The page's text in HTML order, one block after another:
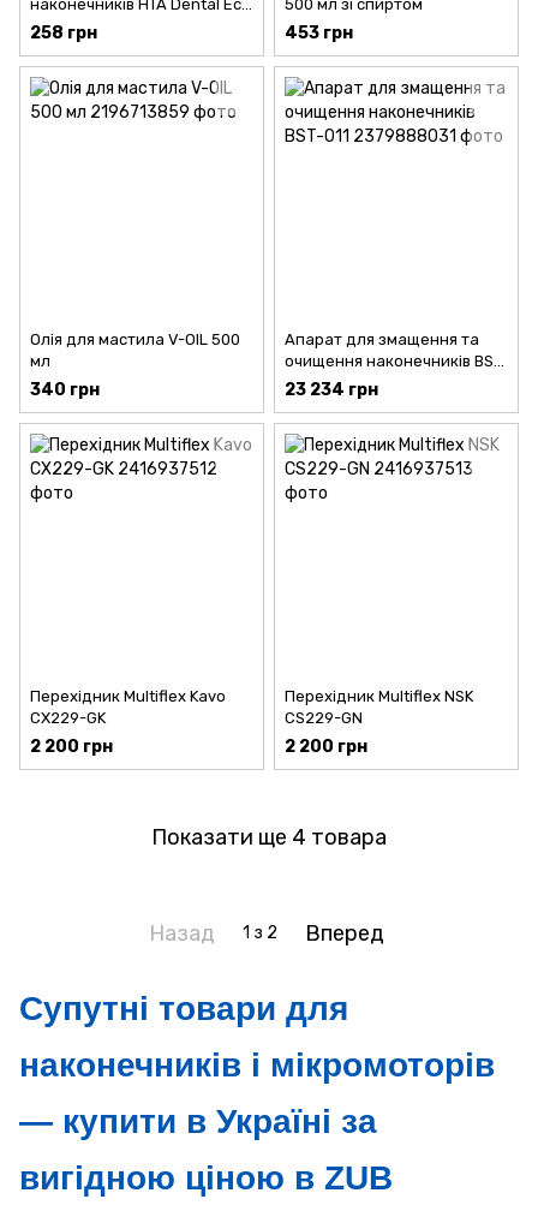
наконечників HTA Dental Eco
Cleaner 300 мл
258 грн
500 мл зі спиртом
453 грн
Олія для мастила V-OIL 500
мл
340 грн
Апарат для змащення та
очищення наконечників BST-
011
23 234 грн
Перехідник Multiflex Kavo
CX229-GK
2 200 грн
Перехідник Multiflex NSK
CS229-GN
2 200 грн
Показати ще 4 товара
Назад 1 з 2 Вперед
Супутні товари для
наконечників і мікромоторів
— купити в Україні за
вигідною ціною в ZUB